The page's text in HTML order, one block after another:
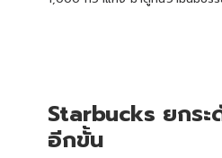
Starbucks ยกระ
อีกขั้น